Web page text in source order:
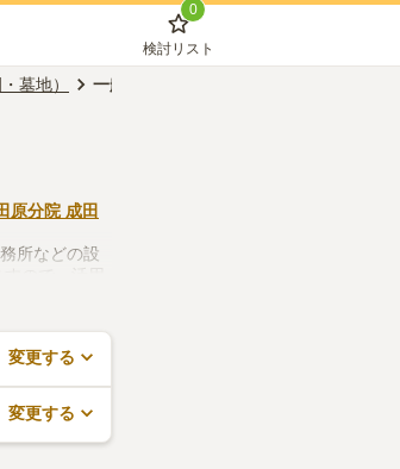
0
検討リスト
墓地） 一般墓
原分院 成田
所などの設
ので、活用
変更する
変更する